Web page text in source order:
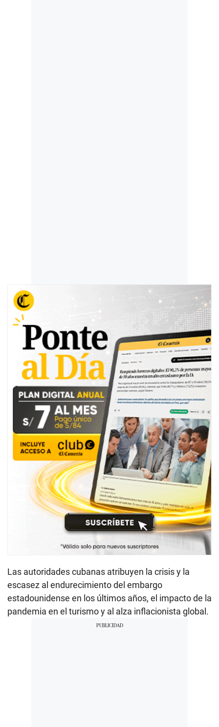
Las autoridades cubanas atribuyen la crisis y la
escasez al endurecimiento del embargo
estadounidense en los últimos años, el impacto de la
pandemia en el turismo y al alza inflacionista global.